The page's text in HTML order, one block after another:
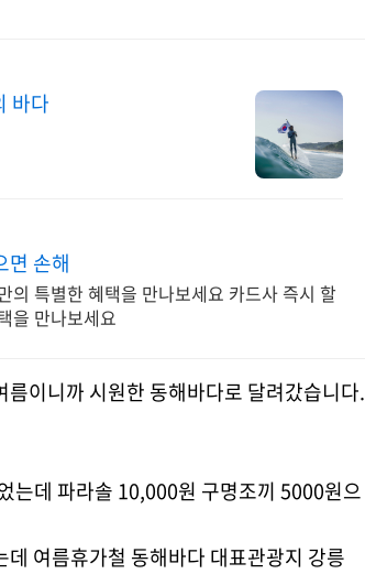
바다
면 손해
의 특별한 혜택을 만나보세요 카드사 즉시 할
을 만나보세요
이니까 시원한 동해바다로 달려갔습니다.
는데 파라솔 10,000원 구명조끼 5000원으
여름휴가철 동해바다 대표관광지 강릉